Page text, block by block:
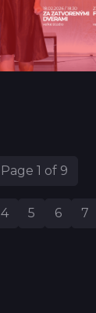
4 5 6 7
Page 1 of 9